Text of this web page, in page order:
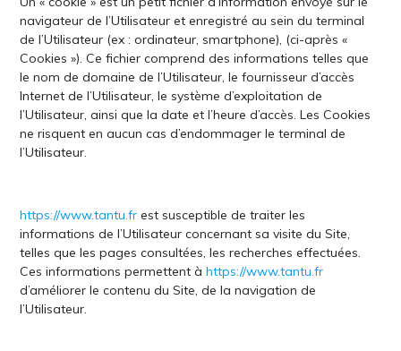
navigateur de l’Utilisateur et enregistré au sein du terminal
de l’Utilisateur (ex : ordinateur, smartphone), (ci-après «
Cookies »). Ce fichier comprend des informations telles que
le nom de domaine de l’Utilisateur, le fournisseur d’accès
Internet de l’Utilisateur, le système d’exploitation de
l’Utilisateur, ainsi que la date et l’heure d’accès. Les Cookies
ne risquent en aucun cas d’endommager le terminal de
l’Utilisateur.
https://www.tantu.fr est susceptible de traiter les
informations de l’Utilisateur concernant sa visite du Site,
telles que les pages consultées, les recherches effectuées.
Ces informations permettent àhttps://www.tantu.fr
d’améliorer le contenu du Site, de la navigation de
l’Utilisateur.